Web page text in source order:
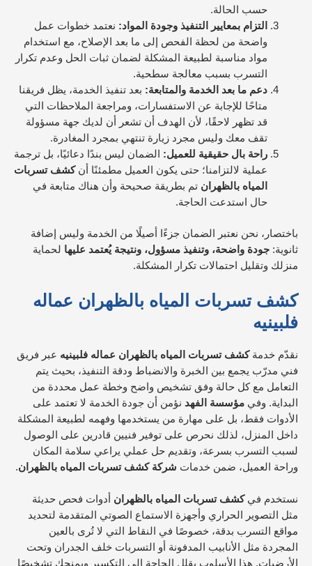
حسب الحالة.
التزام بمعايير التنفيذ وجودة المواد: نعتمد خطوات عمل
واضحة من لحظة الفحص إلى ما بعد الإصلاح، مع استخدام
مواد مناسبة لطبيعة المشكلة لضمان ثبات الحل وعدم تكرار
التسرب بسبب معالجة سطحية.
دعم ما بعد الخدمة والمتابعة: بعد تنفيذ الخدمة، يظل فريقنا
متاحًا للإجابة عن الاستفسارات، ومراجعة الملاحظات التي
قد تظهر لاحقًا، لأن الهدف أن تشعر أن لديك جهة مسؤولة
تقف معك وليس مجرد زيارة تنتهي بمجرد المغادرة.
راحة بال حقيقية للعميل: الضمان ليس بندًا دعائيًا، بل ترجمة
عملية لالتزامنا؛ حتى يكون العميل مطمئنًا أنكشف تسربات
المياه بالظهران تم بطريقة صحيحة وأن هناك متابعة في
حال استدعت الحاجة.
باختصار، نحن نعتبر الضمان جزءًا أصيلًا من الخدمة وليس إضافة
ثانوية: جودة واضحة، وتنفيذ مسؤول، ونتيجة يُعتمد عليها لحماية
منزلك وتقليل احتمالات تكرار المشكلة.
كشف تسربات المياه بالظهران عماله
فلبينيه
نقدّم خدمةكشف تسربات المياه بالظهران عماله فلبينيه عبر فريق
فني مدرّب يجمع بين الخبرة والانضباط ودقة التنفيذ، بحيث يتم
التعامل مع كل حالة وفق تشخيص واضح وخطة عمل محددة من
البداية. وفي مؤسسة الفهد نؤمن أن جودة الخدمة لا تعتمد على
الأدوات فقط، بل على مهارة من يستخدمها وفهمه لطبيعة المشكلة
داخل المنزل، لذلك نحرص على توفير فنيين قادرين على الوصول
لسبب التسرب بسرعة، وتقديم حل عملي يراعي سلامة المكان
وراحة العميل، ضمن خدمات شركة كشف تسربات المياه بالظهران.
نستخدم فيكشف تسربات المياه بالظهران أدوات فحص حديثة
مثل التصوير الحراري وأجهزة الاستماع الصوتي المتقدمة لتحديد
مواقع التسرب بدقة، خصوصًا في النقاط التي لا تُرى بالعين
المجردة مثل الأنابيب المدفونة أو التسربات خلف الجدران وتحت
الأرضيات. هذا الأسلوب يقلل الحاجة إلى التكسير ويمنحك تشخيصًا